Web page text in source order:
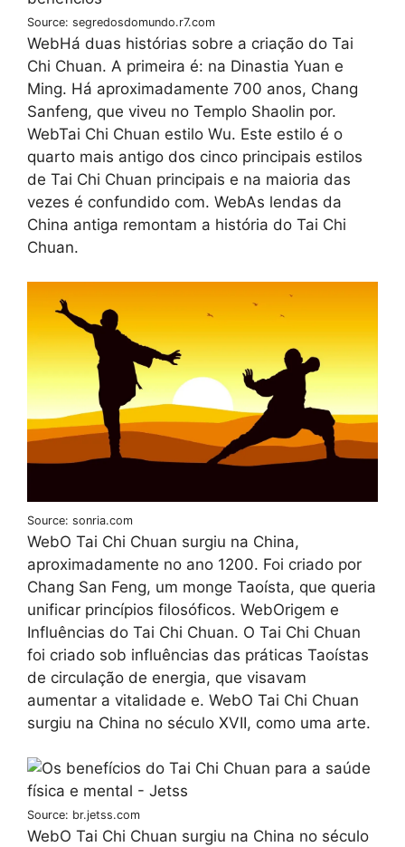
Source: segredosdomundo.r7.com
WebHá duas histórias sobre a criação do Tai
Chi Chuan. A primeira é: na Dinastia Yuan e
Ming. Há aproximadamente 700 anos, Chang
Sanfeng, que viveu no Templo Shaolin por.
WebTai Chi Chuan estilo Wu. Este estilo é o
quarto mais antigo dos cinco principais estilos
de Tai Chi Chuan principais e na maioria das
vezes é confundido com. WebAs lendas da
China antiga remontam a história do Tai Chi
Chuan.
Source: sonria.com
WebO Tai Chi Chuan surgiu na China,
aproximadamente no ano 1200. Foi criado por
Chang San Feng, um monge Taoísta, que queria
unificar princípios filosóficos. WebOrigem e
Influências do Tai Chi Chuan. O Tai Chi Chuan
foi criado sob influências das práticas Taoístas
de circulação de energia, que visavam
aumentar a vitalidade e. WebO Tai Chi Chuan
surgiu na China no século XVII, como uma arte.
Source: br.jetss.com
WebO Tai Chi Chuan surgiu na China no século